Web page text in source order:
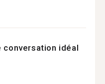
conversation idéal